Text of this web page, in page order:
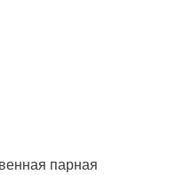
парная